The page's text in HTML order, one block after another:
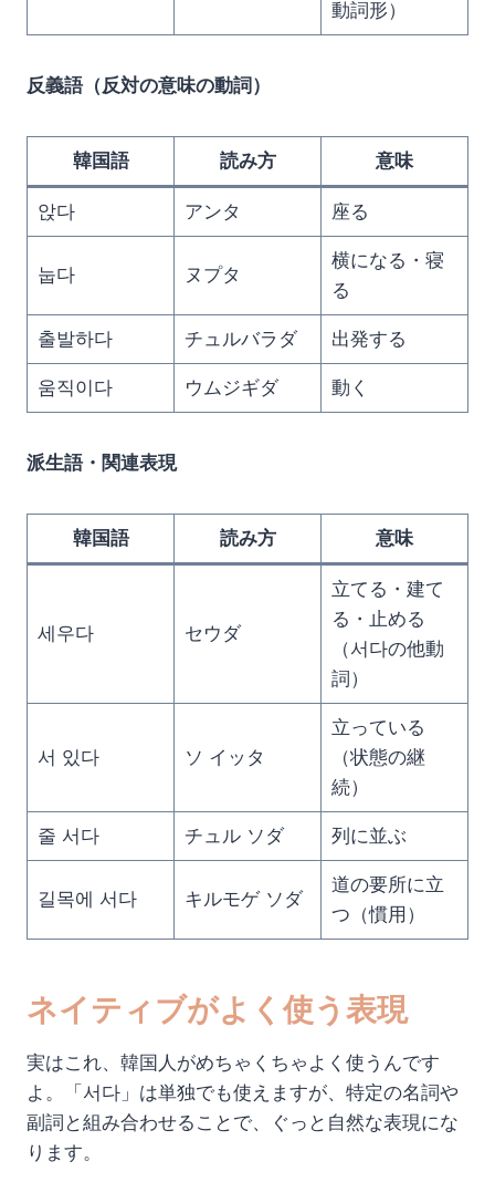
動詞形）
反義語（反対の意味の動詞）
韓国語 読み方 意味
앉다 アンタ 座る
눕다 ヌプタ
横になる・寝
る
출발하다 チュルバラダ 出発する
움직이다 ウムジギダ 動く
派生語・関連表現
韓国語 読み方 意味
세우다 セウダ
立てる・建て
る・止める
（서다の他動
詞）
서 있다 ソ イッタ
立っている
（状態の継
続）
줄 서다 チュル ソダ 列に並ぶ
길목에 서다 キルモゲ ソダ
道の要所に立
つ（慣用）
ネイティブがよく使う表現
実はこれ、韓国人がめちゃくちゃよく使うんです
よ。「서다」は単独でも使えますが、特定の名詞や
副詞と組み合わせることで、ぐっと自然な表現にな
ります。